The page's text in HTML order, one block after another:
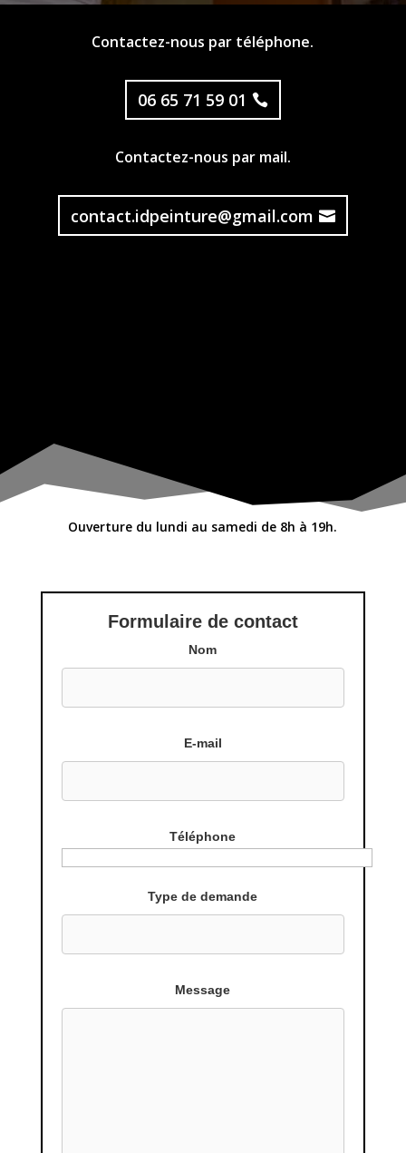
Contactez-nous par téléphone.
06 65 71 59 01
Contactez-nous par mail.
contact.idpeinture@gmail.com
Ouverture du lundi au samedi de 8h à 19h.
Formulaire de contact
Nom
E-mail
Téléphone
Type de demande
Message